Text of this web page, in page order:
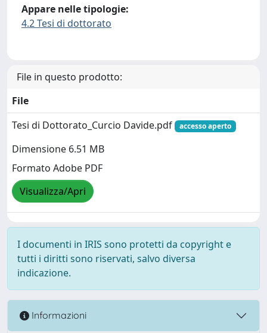
Appare nelle tipologie:
4.2 Tesi di dottorato
File in questo prodotto:
File
Tesi di Dottorato_Curcio Davide.pdf
accesso aperto
Dimensione 6.51 MB
Formato Adobe PDF
Visualizza/Apri
I documenti in IRIS sono protetti da copyright e
tutti i diritti sono riservati, salvo diversa
indicazione.
Informazioni